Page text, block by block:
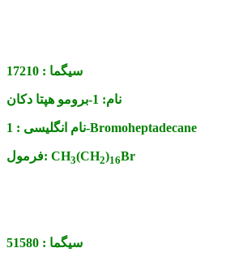
سیگما : 17210
نام: 1-برومو هپتا دکان
نام انگلیسی :1-Bromoheptadecane
فرمول: CH3(CH2)16Br
سیگما : 51580